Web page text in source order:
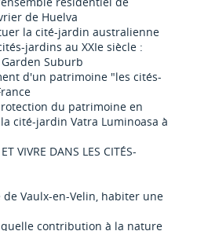
de Huelva
la cité-jardin australienne
jardins au XXIe siècle :
Suburb
d'un patrimoine "les cités-
du patrimoine en
cité-jardin Vatra Luminoasa à
VIVRE DANS LES CITÉS-
de Vaulx-en-Velin, habiter une
quelle contribution à la nature